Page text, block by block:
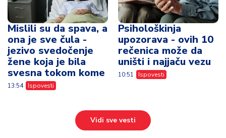
Mislili su da spava, a
ona je sve čula -
jezivo svedočenje
žene koja je bila
svesna tokom kome
13:54 Ispovesti
Psihološkinja
upozorava - ovih 10
rečenica može da
uništi i najjaču vezu
10:51 Ispovesti
Vidi sve vesti